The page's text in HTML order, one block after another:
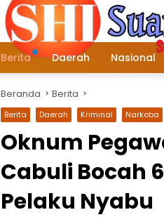
Berita Daerah Nasional
Beranda Berita
Berita Daerah Kriminal Narkoba
Oknum
Cabuli Bocah
Pelaku Nyabu